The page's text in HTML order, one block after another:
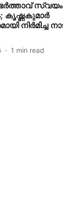
സ്വയം
കൃഷ്ണകുമാര്‍
നിര്‍മിച്ച
1 min read